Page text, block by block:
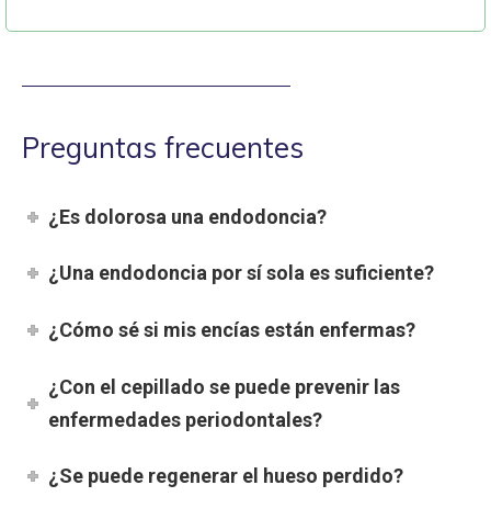
Preguntas frecuentes
¿Es dolorosa una endodoncia?
¿Una endodoncia por sí sola es suficiente?
¿Cómo sé si mis encías están enfermas?
¿Con el cepillado se puede prevenir las
enfermedades periodontales?
¿Se puede regenerar el hueso perdido?